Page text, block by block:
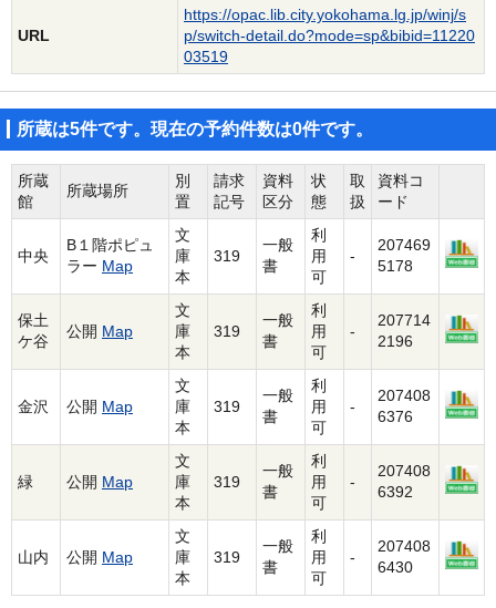
URL
https://opac.lib.city.yokohama.lg.jp/winj/s
p/switch-detail.do?mode=sp&bibid=11220
03519
所蔵は5件です。現在の予約件数は0件です。
所蔵
館
所蔵場所
別
置
請求
記号
資料
区分
状
態
取
扱
資料コ
ード
中央
B１階ポピュ
ラー Map
文
庫
本
319
一般
書
利
用
可
-
207469
5178
保土
ケ谷
公開 Map
文
庫
本
319
一般
書
利
用
可
-
207714
2196
金沢 公開 Map
文
庫
本
319
一般
書
利
用
可
-
207408
6376
緑 公開 Map
文
庫
本
319
一般
書
利
用
可
-
207408
6392
山内 公開 Map
文
庫
本
319
一般
書
利
用
可
-
207408
6430